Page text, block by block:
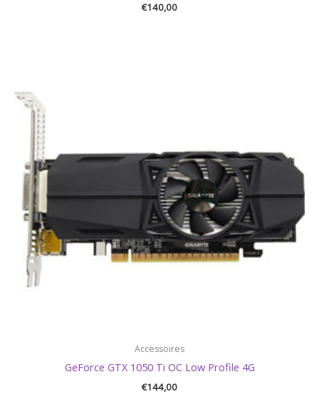
€140,00
Accessoires
GeForce GTX 1050 Ti OC Low Profile 4G
€144,00